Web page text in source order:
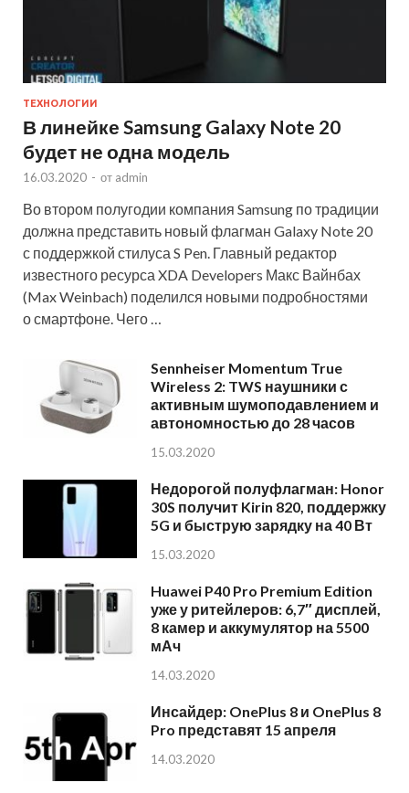
ТЕХНОЛОГИИ
В линейке Samsung Galaxy Note 20
будет не одна модель
16.03.2020 - от admin
Во втором полугодии компания Samsung по традиции
должна представить новый флагман Galaxy Note 20
с поддержкой стилуса S Pen. Главный редактор
известного ресурса XDA Developers Макс Вайнбах
(Max Weinbach) поделился новыми подробностями
о смартфоне. Чего …
Sennheiser Momentum True
Wireless 2: TWS наушники с
активным шумоподавлением и
автономностью до 28 часов
15.03.2020
Недорогой полуфлагман: Honor
30S получит Kirin 820, поддержку
5G и быструю зарядку на 40 Вт
15.03.2020
Huawei P40 Pro Premium Edition
уже у ритейлеров: 6,7″ дисплей,
8 камер и аккумулятор на 5500
мАч
14.03.2020
Инсайдер: OnePlus 8 и OnePlus 8
Pro представят 15 апреля
14.03.2020